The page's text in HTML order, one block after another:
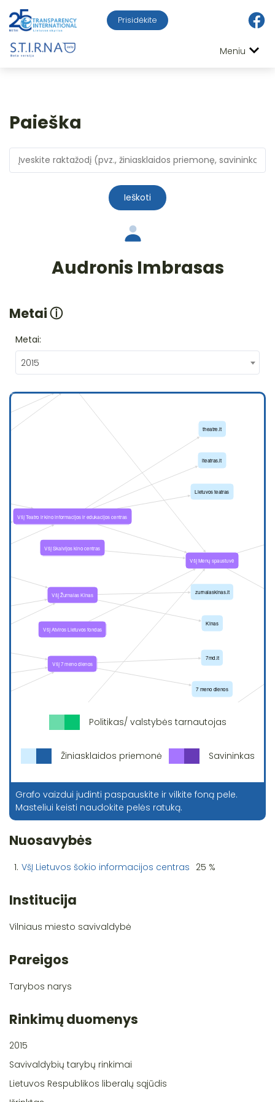
Prisidėkite
Meniu
Paieška
Ieškoti
Audronis Imbrasas
Metaiⓘ
Metai:
2015
Politikas/ valstybės tarnautojas
Žiniasklaidos priemonė Savininkas
Grafo vaizdui judinti paspauskite ir vilkite foną pele.
Masteliui keisti naudokite pelės ratuką.
Nuosavybės
1. VšĮ Lietuvos šokio informacijos centras 25 %
Institucija
Vilniaus miesto savivaldybė
Pareigos
Tarybos narys
Rinkimų duomenys
2015
Savivaldybių tarybų rinkimai
Lietuvos Respublikos liberalų sąjūdis